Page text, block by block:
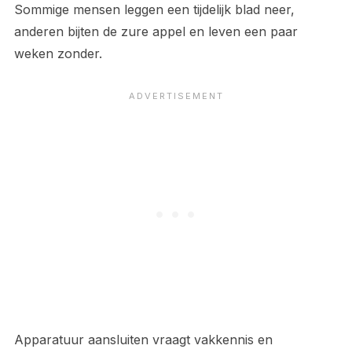
Sommige mensen leggen een tijdelijk blad neer,
anderen bijten de zure appel en leven een paar
weken zonder.
Apparatuur aansluiten vraagt vakkennis en